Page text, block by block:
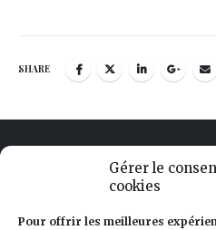
Gérer le
cookies
Pour offrir les meilleures
SHARE
Palais Princier de Monaco